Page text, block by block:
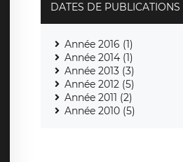
DATES DE PUBLICATIONS
Année 2016 (1)
Année 2014 (1)
Année 2013 (3)
Année 2012 (5)
Année 2011 (2)
Année 2010 (5)